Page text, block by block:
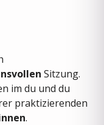
Sitzung.
im du und du
praktizierenden
.